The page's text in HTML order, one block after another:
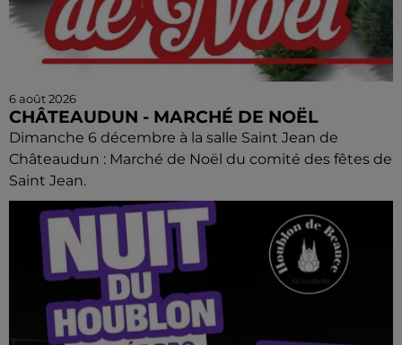
6 août 2026
CHÂTEAUDUN - MARCHÉ DE NOËL
Dimanche 6 décembre à la salle Saint Jean de
Châteaudun : Marché de Noël du comité des fêtes de
Saint Jean.